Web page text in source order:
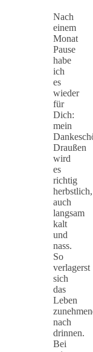
Nach
einem
Monat
Pause
habe
ich
es
wieder
für
Dich:
mein
Draußen
wird
es
richtig
herbstlich,
auch
langsam
kalt
und
nass.
So
verlagerst
sich
das
Leben
nach
drinnen.
Bei